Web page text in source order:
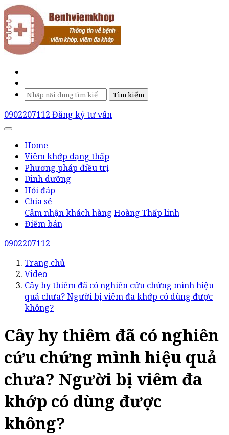
Tìm kiếm
0902207112 Đăng ký tư vấn
Home
Viêm khớp dạng thấp
Phương pháp điều trị
Dinh dưỡng
Hỏi đáp
Chia sẻ
Cảm nhận khách hàng Hoàng Thấp linh
Điểm bán
0902207112
Trang chủ
Video
Cây hy thiêm đã có nghiên cứu chứng mình hiệu
quả chưa? Người bị viêm đa khớp có dùng được
không?
Cây hy thiêm đã có nghiên
cứu chứng mình hiệu quả
chưa? Người bị viêm đa
khớp có dùng được
không?